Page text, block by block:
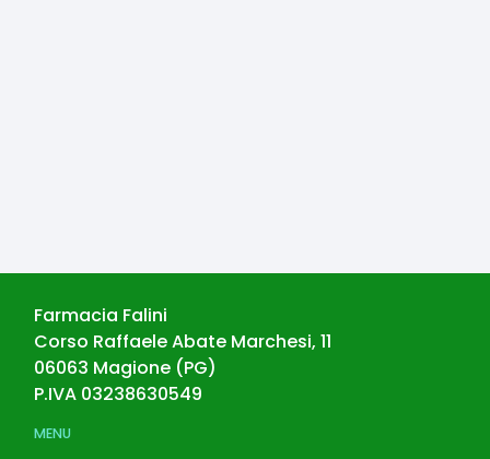
Farmacia Falini
Corso Raffaele Abate Marchesi, 11
06063 Magione (PG)
P.IVA 03238630549
MENU